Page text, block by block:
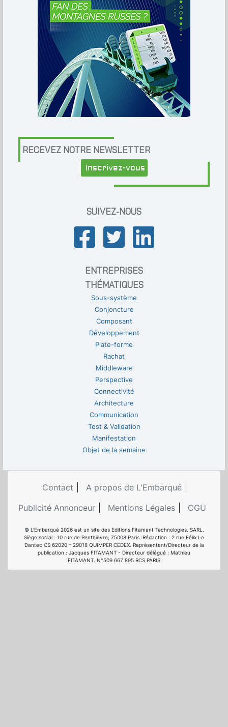
RECEVEZ NOTRE NEWSLETTER
Inscrivez-vous
SUIVEZ-NOUS
ENTREPRISES
THÉMATIQUES
Sous-système
Conjoncture
Composant
Développement
Plate-forme
Rachat
Middleware
Perspective
Connectivité
Architecture
Communication
Test & Validation
Manifestation
Objet de la semaine
Contact
A propos de L'Embarqué
Publicité Annonceur
Mentions Légales CGU
© L'Embarqué 2026 est un site des Editions Fitamant Technologies. SARL.
Siège social : 10 rue de Penthièvre, 75008 Paris. Rédaction : 2 rue Félix Le
Dantec CS 62020 – 29018 QUIMPER CEDEX. Représentant/Directeur de la
publication : Jacques FITAMANT - Directeur délégué : Mathieu
FITAMANT. N°509 667 895 RCS PARIS